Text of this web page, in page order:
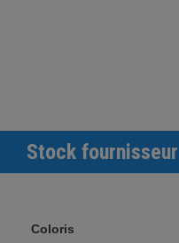
Stock fournisseur
Coloris